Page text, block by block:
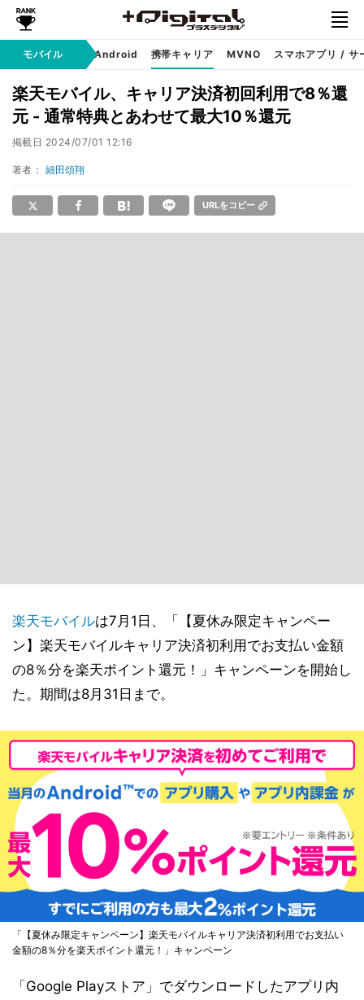
モバイル
iPhone Android 携帯キャリア MVNO スマホアプリ / サ
楽天モバイル、キャリア決済初回利用で8％還
元 - 通常特典とあわせて最大10％還元
掲載日 2024/07/01 12:16
著者： 細田頌翔
URLをコピー
楽天モバイルは7月1日、「【夏休み限定キャンペー
ン】楽天モバイルキャリア決済初利用でお支払い金額
の8％分を楽天ポイント還元！」キャンペーンを開始し
た。期間は8月31日まで。
「【夏休み限定キャンペーン】楽天モバイルキャリア決済初利用でお支払い
金額の8％分を楽天ポイント還元！」キャンペーン
「Google Playストア」でダウンロードしたアプリ内